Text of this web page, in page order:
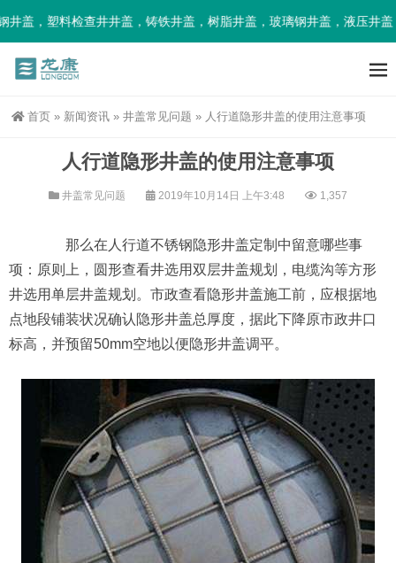
盖，塑料检查井井盖，铸铁井盖，树脂井盖，玻璃钢井盖，液压井盖
首页 » 新闻资讯 » 井盖常见问题 » 人行道隐形井盖的使用注意事项
人行道隐形井盖的使用注意事项
井盖常见问题 2019年10月14日 上午3:48 1,357
那么在人行道不锈钢隐形井盖定制中留意哪些事
项：原则上，圆形查看井选用双层井盖规划，电缆沟等方形
井选用单层井盖规划。市政查看隐形井盖施工前，应根据地
点地段铺装状况确认隐形井盖总厚度，据此下降原市政井口
标高，并预留50mm空地以便隐形井盖调平。